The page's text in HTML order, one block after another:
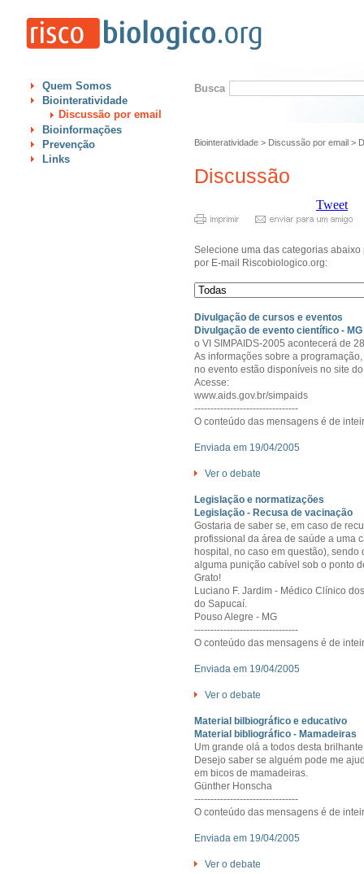
Quem Somos
Biointeratividade
Discussão por email
Bioinformações
Prevenção
Links
Busca
Biointeratividade > Discussão por email >
Discussão
Tweet
Selecione uma das categorias
por E-mail Riscobiologico.org:
Divulgação de cursos e eventos
Divulgação de evento científico - MG
o VI SIMPAIDS-2005 acontecerá de
As informações sobre a
no evento estão disponíveis no site
Acesse:
www.aids.gov.br/simpaids
--------------------------------
O conteúdo das mensagens é de
Enviada em 19/04/2005
Ver o debate
Legislação e normatizações
Legislação - Recusa de vacinação
Gostaria de saber se, em caso de
profissional da área de saúde a uma
hospital, no caso em questão),
alguma punição cabível sob o ponto
Grato!
Luciano F. Jardim - Médico Clínico
do Sapucaí.
Pouso Alegre - MG
--------------------------------
O conteúdo das mensagens é de
Enviada em 19/04/2005
Ver o debate
Material bilbiográfico e educativo
Material bibliográfico - Mamadeiras
Um grande olá a todos desta
Desejo saber se alguém pode me
em bicos de mamadeiras.
Günther Honscha
--------------------------------
O conteúdo das mensagens é de
Enviada em 19/04/2005
Ver o debate